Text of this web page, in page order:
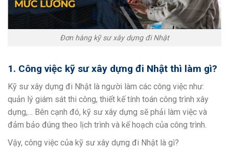
Đơn hàng kỹ sư xây dựng đi Nhật
1. Công việc kỹ sư xây dựng đi Nhật thì làm gì?
Kỹ sư xây dựng đi Nhật là người làm các công việc như:
quản lý giám sát thi công, thiết kế tính toán công trình xây
dựng,… Bên cạnh đó, kỹ sư xây dựng sẽ phải làm việc và
đảm bảo đúng theo lịch trình và kế hoạch của công trình.
Vậy, công việc của kỹ sư xây dựng đi Nhật là gì?